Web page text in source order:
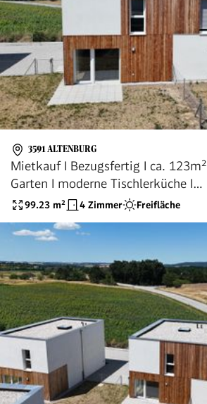
3591 ALTENBURG
Mietkauf I Bezugsfertig I ca. 123m²
Garten I moderne Tischlerküche I
Luftwärmepumpe I
99.23 m² 4 Zimmer Freifläche